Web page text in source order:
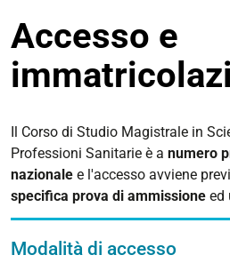
Accesso e
Il Corso di Studio Magistrale in
Professioni Sanitarie è a numero
nazionale e l'accesso avviene
specifica prova di ammissione ed
Modalità di accesso